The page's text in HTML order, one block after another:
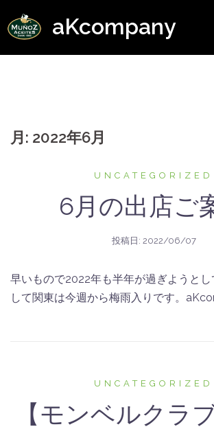
ン
aKcompany
月: 2022年6月
UNCATEGORIZED
6月の出店ご
投稿日: 2022/06/07
早いもので2022年も半年が過ぎようと
して関東は今週から梅雨入りです。
UNCATEGORIZED
【モンベルクラ